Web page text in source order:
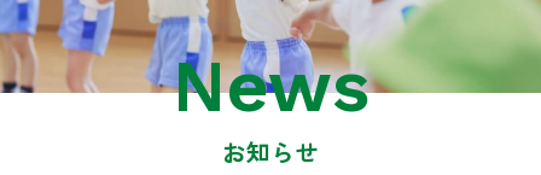
News
お知らせ